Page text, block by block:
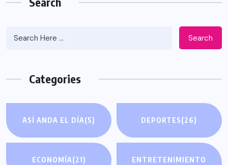
Search
Categories
ASÍ ANDA EL DÍA(5) DEPORTES(26)
ECONOMÍA(21)
ENTRETENIMIENTO